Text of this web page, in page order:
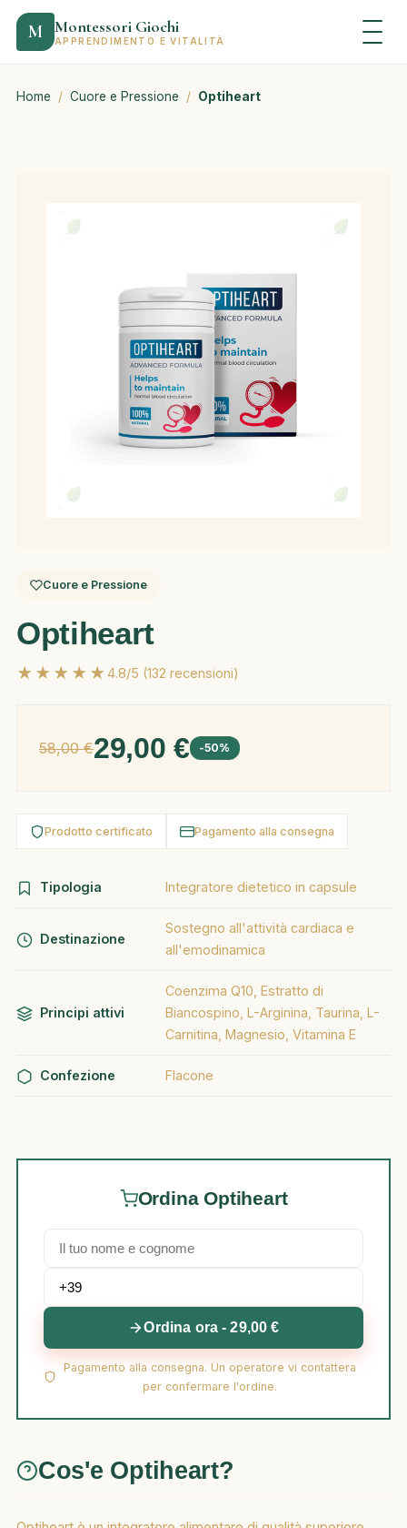
M Montessori Giochi
APPRENDIMENTO E VITALITÀ
Home / Cuore e Pressione / Optiheart
Cuore e Pressione
Optiheart
★★★★★4.8/5 (132 recensioni)
58,00 €29,00 € -50%
Prodotto certificato Pagamento alla consegna
Tipologia Integratore dietetico in capsule
Destinazione
Sostegno all'attività cardiaca e
all'emodinamica
Principi attivi
Coenzima Q10, Estratto di
Biancospino, L-Arginina, Taurina, L-
Carnitina, Magnesio, Vitamina E
Confezione Flacone
Ordina Optiheart
Ordina ora - 29,00 €
Pagamento alla consegna. Un operatore vi contattera
per confermare l'ordine.
Cos'e Optiheart?